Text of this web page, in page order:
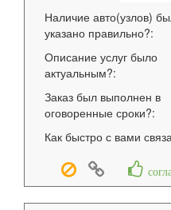
Наличие авто(узлов)
указано правильно?:
Описание услуг было
актуальным?:
Заказ был выполнен в
оговоренные сроки?:
Как быстро с вами